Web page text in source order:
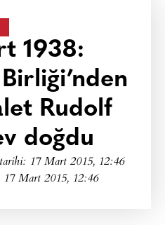
1938:
Rudolf
doğdu
17 Mart 2015, 12:46
Mart 2015, 12:46